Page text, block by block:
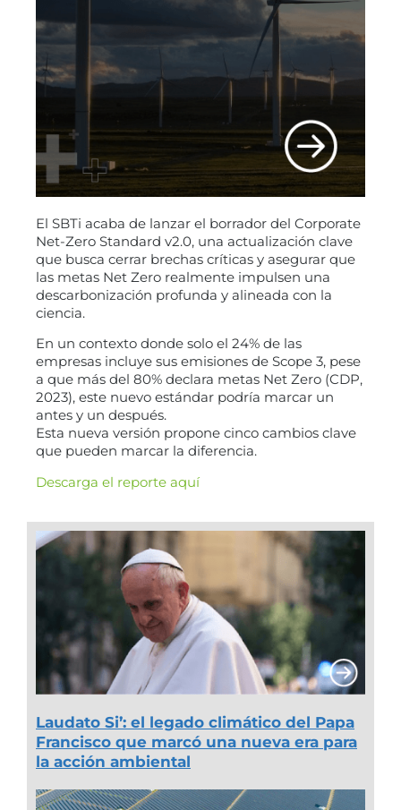
El SBTi acaba de lanzar el borrador del Corporate
Net-Zero Standard v2.0, una actualización clave
que busca cerrar brechas críticas y asegurar que
las metas Net Zero realmente impulsen una
descarbonización profunda y alineada con la
ciencia.
En un contexto donde solo el 24% de las
empresas incluye sus emisiones de Scope 3, pese
a que más del 80% declara metas Net Zero (CDP,
2023), este nuevo estándar podría marcar un
antes y un después.
Esta nueva versión propone cinco cambios clave
que pueden marcar la diferencia.
Descarga el reporte aquí
Laudato Si’: el legado climático del Papa
Francisco que marcó una nueva era para
la acción ambiental